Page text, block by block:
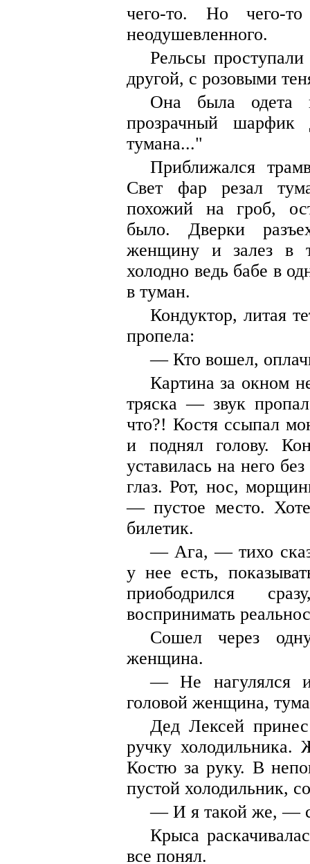
чего-то. Но чего-
неодушевленного.
Рельсы
другой, с розовыми
Она была одета
прозрачный шарфик
тумана..."
Приближался
Свет фар резал
похожий на гроб,
было. Дверки
женщину и залез в
холодно ведь бабе в
в туман.
Кондуктор, литая
пропела:
— Кто вошел,
Картина за окном
тряска — звук
что?! Костя ссыпал
и поднял голову.
уставилась на него
глаз. Рот, нос,
— пустое место.
билетик.
— Ага, — тихо
у нее есть,
приободрился
воспринимать
Сошел через
женщина.
— Не нагулялся
головой женщина,
Дед Лексей
ручку холодильника.
Костю за руку. В
пустой холодильник,
— И я такой же, —
Крыса
все понял.